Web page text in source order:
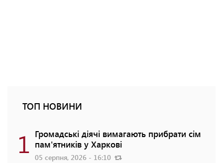
ТОП НОВИНИ
1 Громадські діячі вимагають прибрати сім
пам'ятників у Харкові
05 серпня, 2026 - 16:10